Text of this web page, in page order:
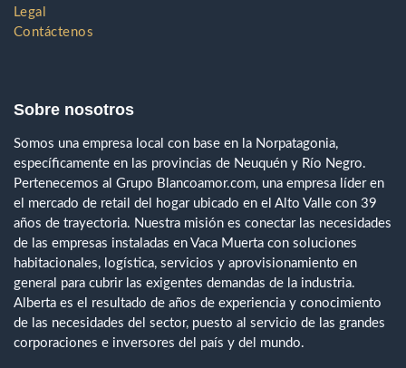
Legal
Contáctenos
Sobre nosotros
Somos una empresa local con base en la Norpatagonia,
específicamente en las provincias de Neuquén y Río Negro.
Pertenecemos al Grupo Blancoamor.com, una empresa líder en
el mercado de retail del hogar ubicado en el Alto Valle con 39
años de trayectoria. Nuestra misión es conectar las necesidades
de las empresas instaladas en Vaca Muerta con soluciones
habitacionales, logística, servicios y aprovisionamiento en
general para cubrir las exigentes demandas de la industria.
Alberta es el resultado de años de experiencia y conocimiento
de las necesidades del sector, puesto al servicio de las grandes
corporaciones e inversores del país y del mundo.